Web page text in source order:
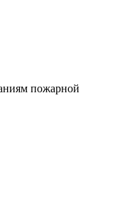
пожарной